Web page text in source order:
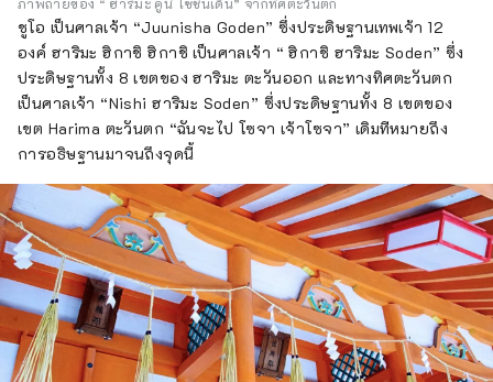
ชูโอ เป็นศาลเจ้า “Juunisha Goden” ซึ่งประดิษฐานเทพเจ้า 12
องค์ ฮาริมะ ฮิกาชิ ฮิกาชิ เป็นศาลเจ้า “ ฮิกาชิ ฮาริมะ Soden” ซึ่ง
ประดิษฐานทั้ง 8 เขตของ ฮาริมะ ตะวันออก และทางทิศตะวันตก
เป็นศาลเจ้า “Nishi ฮาริมะ Soden” ซึ่งประดิษฐานทั้ง 8 เขตของ
เขต Harima ตะวันตก “ฉันจะไป โซจา เจ้าโซจา” เดิมทีหมายถึง
การอธิษฐานมาจนถึงจุดนี้